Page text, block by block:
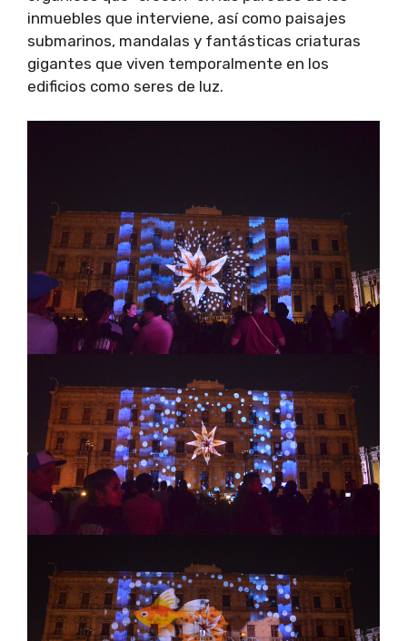
inmuebles que interviene, así como paisajes
submarinos, mandalas y fantásticas criaturas
gigantes que viven temporalmente en los
edificios como seres de luz.